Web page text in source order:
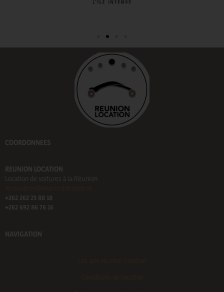
COORDONNEES
REUNION LOCATION
Location de voitures à la Réunion
+262 262 25 88 18
+262 692 86 76 16
NAVIGATION